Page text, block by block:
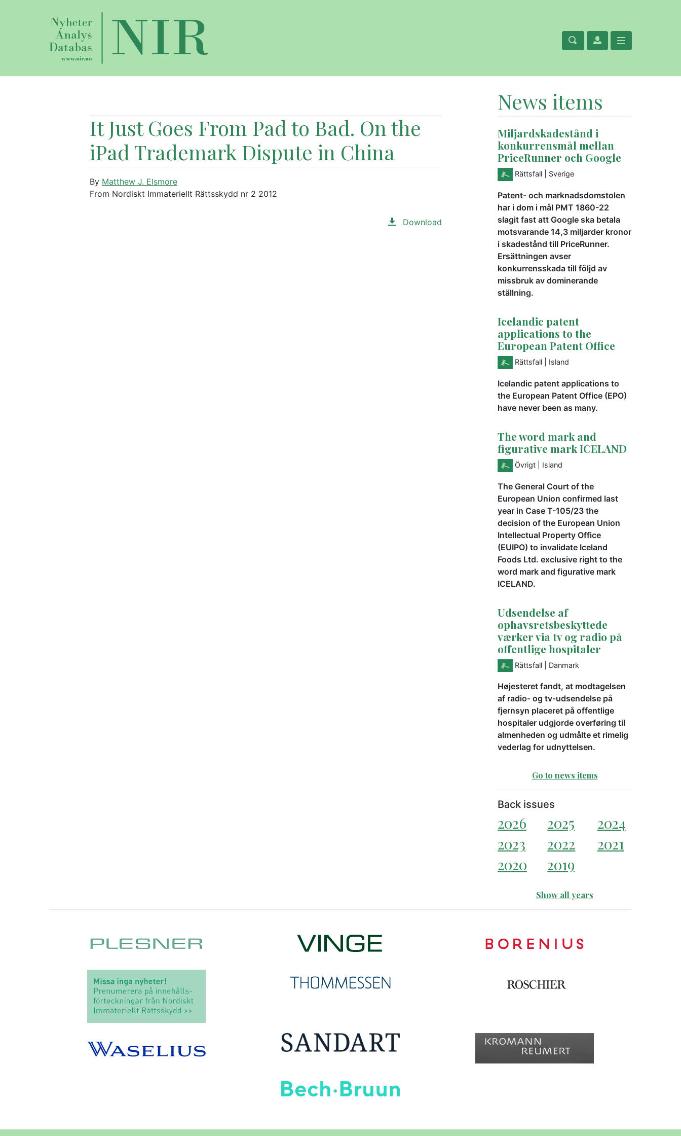
It Just Goes From Pad to Bad. On the
iPad Trademark Dispute in China
By Matthew J. Elsmore
From Nordiskt Immateriellt Rättsskydd nr 2 2012
Download
News items
Miljardskadestånd i
konkurrensmål mellan
PriceRunner och Google
Rättsfall | Sverige
Patent- och marknadsdomstolen
har i dom i mål PMT 1860-22
slagit fast att Google ska betala
motsvarande 14,3 miljarder kronor
i skadestånd till PriceRunner.
Ersättningen avser
konkurrensskada till följd av
missbruk av dominerande
ställning.
Icelandic patent
applications to the
European Patent Office
Rättsfall | Island
Icelandic patent applications to
the European Patent Office (EPO)
have never been as many.
The word mark and
figurative mark ICELAND
Övrigt | Island
The General Court of the
European Union confirmed last
year in Case T-105/23 the
decision of the European Union
Intellectual Property Office
(EUIPO) to invalidate Iceland
Foods Ltd. exclusive right to the
word mark and figurative mark
ICELAND.
Udsendelse af
ophavsretsbeskyttede
værker via tv og radio på
offentlige hospitaler
Rättsfall | Danmark
Højesteret fandt, at modtagelsen
af radio- og tv-udsendelse på
fjernsyn placeret på offentlige
hospitaler udgjorde overføring til
almenheden og udmålte et rimelig
vederlag for udnyttelsen.
Go to news items
Back issues
2026 2025
2024
2023
2022
2021
2020
2019
Show all years